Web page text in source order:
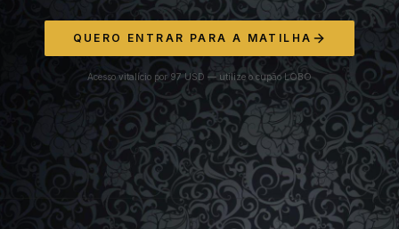
QUERO ENTRAR PARA A MATILHA
Acesso vitalício por 97 USD — utilize o cupão LOBO